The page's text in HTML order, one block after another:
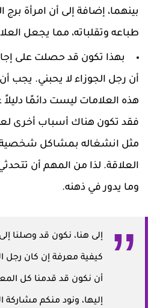
بينهما، إضافة إلى أن امرأة برج
طباعه وتقلباته، مما يجعل
بهذا تكون قد حصلت على
أن رجل الجوزاء لا يحبني. يجب أن
هذه العلامات ليست دائمًا
فقد تكون هناك أسباب أخرى
مثل انشغاله بمشاكل
العلاقة. لذا من المهم أن
وما يدور في ذهنه.
إلى هنا، نكون قد وصلنا
كيفية معرفة إن كان رجل
أن نكون قد قدمنا كل
إليها، ونود منكم مشاركة